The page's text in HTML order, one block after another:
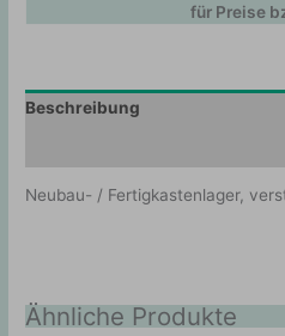
für Preise
Beschreibung
Neubau- / Fertigkastenlager,
Ähnliche Produkte